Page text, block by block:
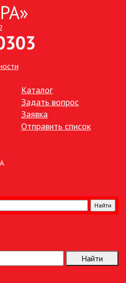
СТАБИЛИЗАТОРЫ НАПРЯЖЕНИЯ
ТОЧЕЧНЫЕ СВЕТИЛЬНИКИ
СОЛНЕЧНЫХ БАТАРЕЯХ
УЛИЧНЫЕ СВЕТИЛЬНИКИ
ФОНТАНЫ
ЭЛЕМЕНТЫ ПИТАНИЯ
Каталог
Задать вопрос
Заявка
Отправить список
Найти